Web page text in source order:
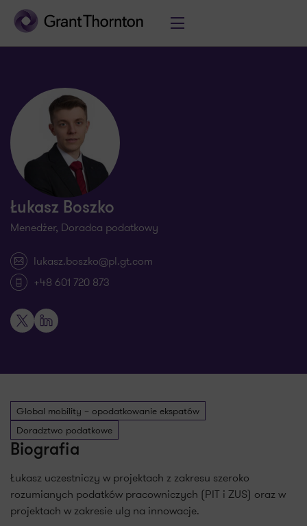
Łukasz Boszko
Menedżer, Doradca podatkowy
lukasz.boszko@pl.gt.com
+48 601 720 873
X LinkedIn
Biografia
Łukasz uczestniczy w projektach z zakresu szeroko
rozumianych podatków pracowniczych (PIT i ZUS) oraz w
projektach w zakresie ulg na innowacje.
Global mobility – opodatkowanie ekspatów
Doradztwo podatkowe